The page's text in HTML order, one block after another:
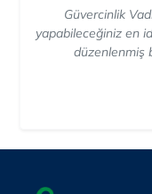
Güvercinlik
yapabileceğiniz en
düzenlenmiş